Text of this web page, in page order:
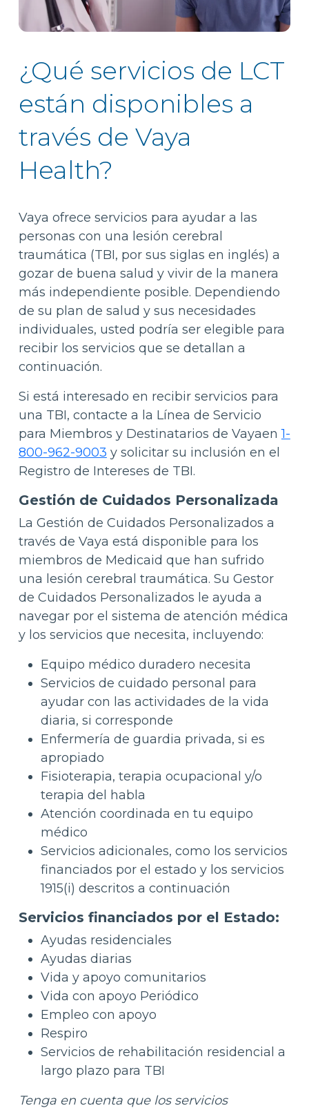
¿Qué servicios de LCT
están disponibles a
través de Vaya
Health?
Vaya ofrece servicios para ayudar a las
personas con una lesión cerebral
traumática (TBI, por sus siglas en inglés) a
gozar de buena salud y vivir de la manera
más independiente posible. Dependiendo
de su plan de salud y sus necesidades
individuales, usted podría ser elegible para
recibir los servicios que se detallan a
continuación.
Si está interesado en recibir servicios para
una TBI, contacte a la Línea de Servicio
para Miembros y Destinatarios de Vayaen1-
800-962-9003 y solicitar su inclusión en el
Registro de Intereses de TBI.
Gestión de Cuidados Personalizada
La Gestión de Cuidados Personalizados a
través de Vaya está disponible para los
miembros de Medicaid que han sufrido
una lesión cerebral traumática. Su Gestor
de Cuidados Personalizados le ayuda a
navegar por el sistema de atención médica
y los servicios que necesita, incluyendo:
Equipo médico duradero necesita
Servicios de cuidado personal para
ayudar con las actividades de la vida
diaria, si corresponde
Enfermería de guardia privada, si es
apropiado
Fisioterapia, terapia ocupacional y/o
terapia del habla
Atención coordinada en tu equipo
médico
Servicios adicionales, como los servicios
financiados por el estado y los servicios
1915(i) descritos a continuación
Servicios financiados por el Estado:
Ayudas residenciales
Ayudas diarias
Vida y apoyo comunitarios
Vida con apoyo Periódico
Empleo con apoyo
Respiro
Servicios de rehabilitación residencial a
largo plazo para TBI
Tenga en cuenta que los servicios